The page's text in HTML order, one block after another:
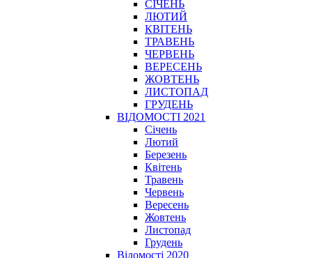
СІЧЕНЬ
ЛЮТИЙ
КВІТЕНЬ
ТРАВЕНЬ
ЧЕРВЕНЬ
ВЕРЕСЕНЬ
ЖОВТЕНЬ
ЛИСТОПАД
ГРУДЕНЬ
ВІДОМОСТІ 2021
Січень
Лютий
Березень
Квітень
Травень
Червень
Вересень
Жовтень
Листопад
Грудень
Відомості 2020